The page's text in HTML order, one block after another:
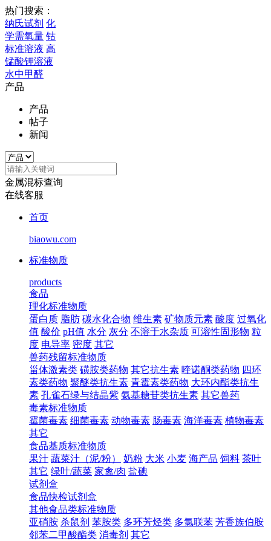
热门搜索：
纳氏试剂 化
学需氧量 钴
标准溶液 高
锰酸钾溶液
水中甲醛
产品
产品
帖子
新闻
金属混标查询
在线客服
首页
biaowu.com
标准物质
products
食品
理化标准物质
蛋白质 脂肪 碳水化合物 维生素 矿物质元素 酸度 过氧化
值 酸价 pH值 水分 灰分 不溶于水杂质 可溶性固形物 粒
度 电导率 密度 其它
兽药残留标准物质
甾体激素类 磺胺类药物 其它抗生素 喹诺酮类药物 四环
素类药物 聚醚类抗生素 青霉素类药物 大环内酯类抗生
素 孔雀石绿与结晶紫 氨基糖苷类抗生素 其它兽药
毒素标准物质
霉菌毒素 细菌毒素 动物毒素 肠毒素 海洋毒素 植物毒素
其它
食品基质标准物质
果汁 蔬菜汁（泥/粉） 奶粉 大米 小麦 海产品 饲料 茶叶
其它 绿叶/蔬菜 家禽/肉 盐碘
试剂盒
食品快检试剂盒
其他食品类标准物质
亚硝胺 杀鼠剂 苯胺类 多环芳烃类 多氯联苯 芳香族伯胺
邻苯二甲酸酯类 消毒剂 其它